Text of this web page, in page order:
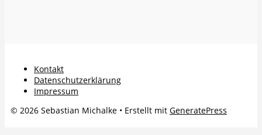
Kontakt
Datenschutzerklärung
Impressum
© 2026 Sebastian Michalke • Erstellt mit GeneratePress